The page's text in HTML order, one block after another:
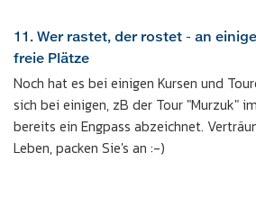
11. Wer rastet, der rostet - an
freie Plätze
Noch hat es bei einigen Kursen und
sich bei einigen, zB der Tour "Murzuk"
bereits ein Engpass abzeichnet.
Leben, packen Sie's an :-)